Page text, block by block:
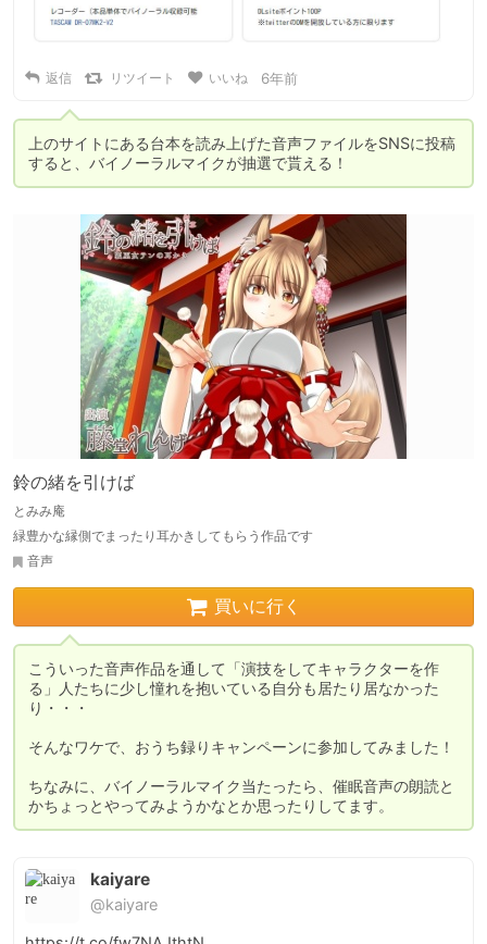
返信 リツイート いいね 6年前
上のサイトにある台本を読み上げた音声ファイルをSNSに投稿
すると、バイノーラルマイクが抽選で貰える！
鈴の緒を引けば
とみみ庵
緑豊かな縁側でまったり耳かきしてもらう作品です
音声
買いに行く
こういった音声作品を通して「演技をしてキャラクターを作
る」人たちに少し憧れを抱いている自分も居たり居なかった
り・・・
そんなワケで、おうち録りキャンペーンに参加してみました！
ちなみに、バイノーラルマイク当たったら、催眠音声の朗読と
かちょっとやってみようかなとか思ったりしてます。
kaiyare
@kaiyare